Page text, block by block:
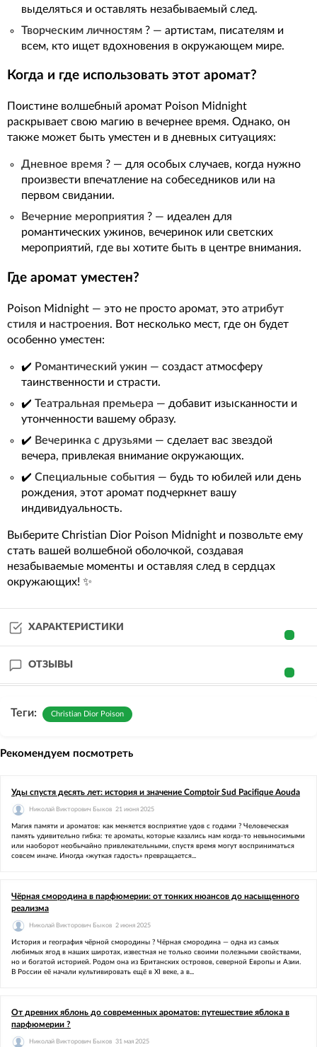
выделяться и оставлять незабываемый след.
Творческим личностям ? — артистам, писателям и
всем, кто ищет вдохновения в окружающем мире.
Когда и где использовать этот аромат?
Поистине волшебный аромат Poison Midnight
раскрывает свою магию в вечернее время. Однако, он
также может быть уместен и в дневных ситуациях:
Дневное время ? — для особых случаев, когда нужно
произвести впечатление на собеседников или на
первом свидании.
Вечерние мероприятия ? — идеален для
романтических ужинов, вечеринок или светских
мероприятий, где вы хотите быть в центре внимания.
Где аромат уместен?
Poison Midnight — это не просто аромат, это атрибут
стиля и настроения. Вот несколько мест, где он будет
особенно уместен:
✔️ Романтический ужин — создаст атмосферу
таинственности и страсти.
✔️ Театральная премьера — добавит изысканности и
утонченности вашему образу.
✔️ Вечеринка с друзьями — сделает вас звездой
вечера, привлекая внимание окружающих.
✔️ Специальные события — будь то юбилей или день
рождения, этот аромат подчеркнет вашу
индивидуальность.
Выберите Christian Dior Poison Midnight и позвольте ему
стать вашей волшебной оболочкой, создавая
незабываемые моменты и оставляя след в сердцах
окружающих! ✨
ХАРАКТЕРИСТИКИ
ОТЗЫВЫ
Теги: Christian Dior Poison
Рекомендуем посмотреть
Уды спустя десять лет: история и значение Comptoir Sud Pacifique Aouda
Николай Викторович Быков 21 июня 2025
Магия памяти и ароматов: как меняется восприятие удов с годами ? Человеческая
память удивительно гибка: те ароматы, которые казались нам когда-то невыносимыми
или наоборот необычайно привлекательными, спустя время могут восприниматься
совсем иначе. Иногда «жуткая гадость» превращается...
Чёрная смородина в парфюмерии: от тонких нюансов до насыщенного
реализма
Николай Викторович Быков 2 июня 2025
История и география чёрной смородины ? Чёрная смородина — одна из самых
любимых ягод в наших широтах, известная не только своими полезными свойствами,
но и богатой историей. Родом она из Британских островов, северной Европы и Азии.
В России её начали культивировать ещё в XI веке, а в...
От древних яблонь до современных ароматов: путешествие яблока в
парфюмерии ?
Николай Викторович Быков 31 мая 2025